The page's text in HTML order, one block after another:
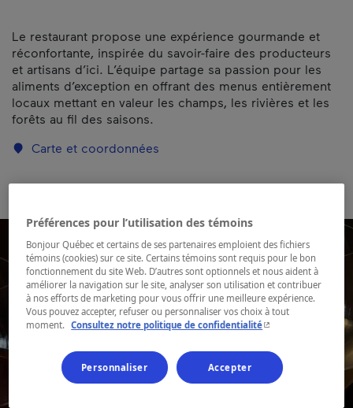
Le restaurant propose une expérience gourmande et
réconfortante, inspirée du savoir-faire des producteurs
et artisans d’ici. L’équipe partage sa passion pour les
aliments d’exception en offrant des menus entièrement
locaux mettant en valeur les champs, les rivières et les
forêts au fil des saisons.
Carte et coordonnées
Préférences pour l’utilisation des témoins
Bonjour Québec et certains de ses partenaires emploient des fichiers
témoins (cookies) sur ce site. Certains témoins sont requis pour le bon
fonctionnement du site Web. D’autres sont optionnels et nous aident à
améliorer la navigation sur le site, analyser son utilisation et contribuer
à nos efforts de marketing pour vous offrir une meilleure expérience.
Vous pouvez accepter, refuser ou personnaliser vos choix à tout
moment.
Consultez notre politique de confidentialité- Cet hyperlien
Personnaliser Accepter